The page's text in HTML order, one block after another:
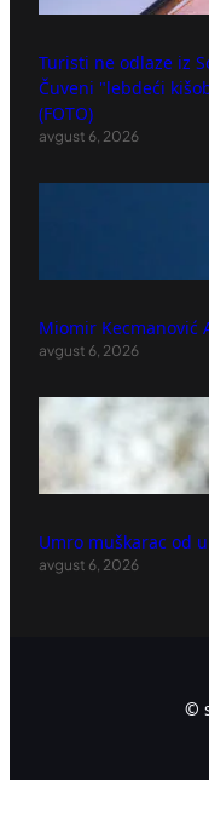
Turisti ne odlaze iz
Čuveni "lebdeći
(FOTO)
avgust 6, 2026
Miomir Kecmanović
avgust 6, 2026
Umro muškarac od
avgust 6, 2026
©